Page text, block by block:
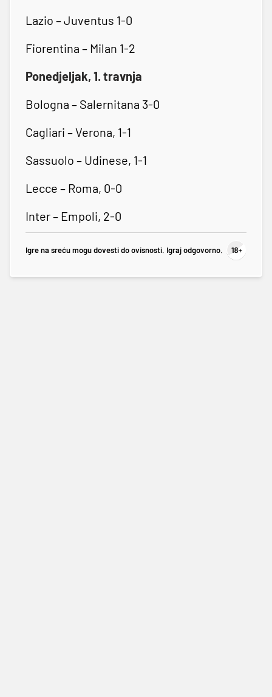
Lazio – Juventus 1-0
Fiorentina – Milan 1-2
Ponedjeljak, 1. travnja
Bologna – Salernitana 3-0
Cagliari – Verona, 1-1
Sassuolo – Udinese, 1-1
Lecce – Roma, 0-0
Inter – Empoli, 2-0
Igre na sreću mogu dovesti do ovisnosti. Igraj odgovorno.